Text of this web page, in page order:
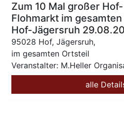
Zum 10 Mal großer
Flohmarkt im
Hof-Jägersruh
95028 Hof, Jägersruh,
im gesamten Ortsteil
Veranstalter: M.Heller
alle